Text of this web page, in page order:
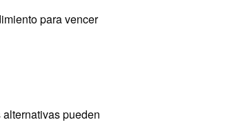
para vencer
pueden